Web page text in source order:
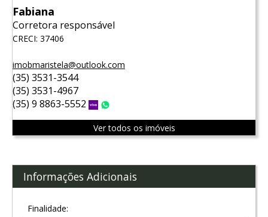
Fabiana
Corretora responsável
CRECI: 37406
imobmaristela@outlook.com
(35) 3531-3544
(35) 3531-4967
(35) 9 8863-5552
Vivo
Ver todos os imóveis
Informações Adicionais
Finalidade: